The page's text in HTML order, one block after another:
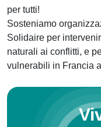
per tutti!
Sosteniamo
Solidaire per
naturali ai conflitti, e
vulnerabili in Francia